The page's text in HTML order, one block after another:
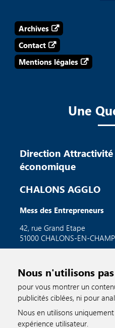
Nous n'utilisons
pour vous montrer un
publicités ciblées, ni pour
Nous en utilisons
expérience utilisateur.
Archives
Contact
Mentions légales
Une
Direction
économique
CHALONS AGGLO
Mess des Entrepreneurs
42, rue Grand Etape
51000 CHALONS-EN-